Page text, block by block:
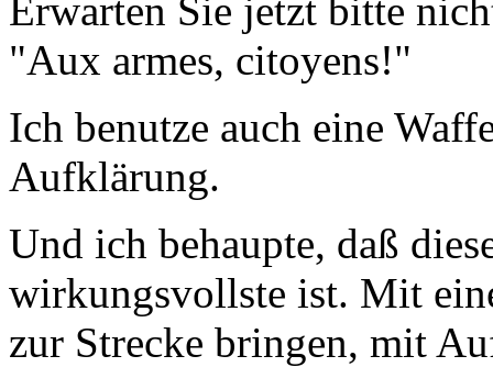
Erwarten Sie jetzt bitte
"Aux armes, citoyens!"
Ich benutze auch eine
Aufklärung.
Und ich behaupte, daß
wirkungsvollste ist. Mit
zur Strecke bringen, mit